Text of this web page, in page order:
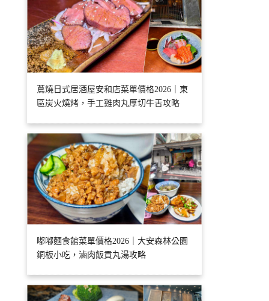
蔦燒日式居酒屋安和店菜單價格2026｜東
區炭火燒烤，手工雞肉丸厚切牛舌攻略
嘟嘟麵食館菜單價格2026｜大安森林公園
銅板小吃，滷肉飯貢丸湯攻略